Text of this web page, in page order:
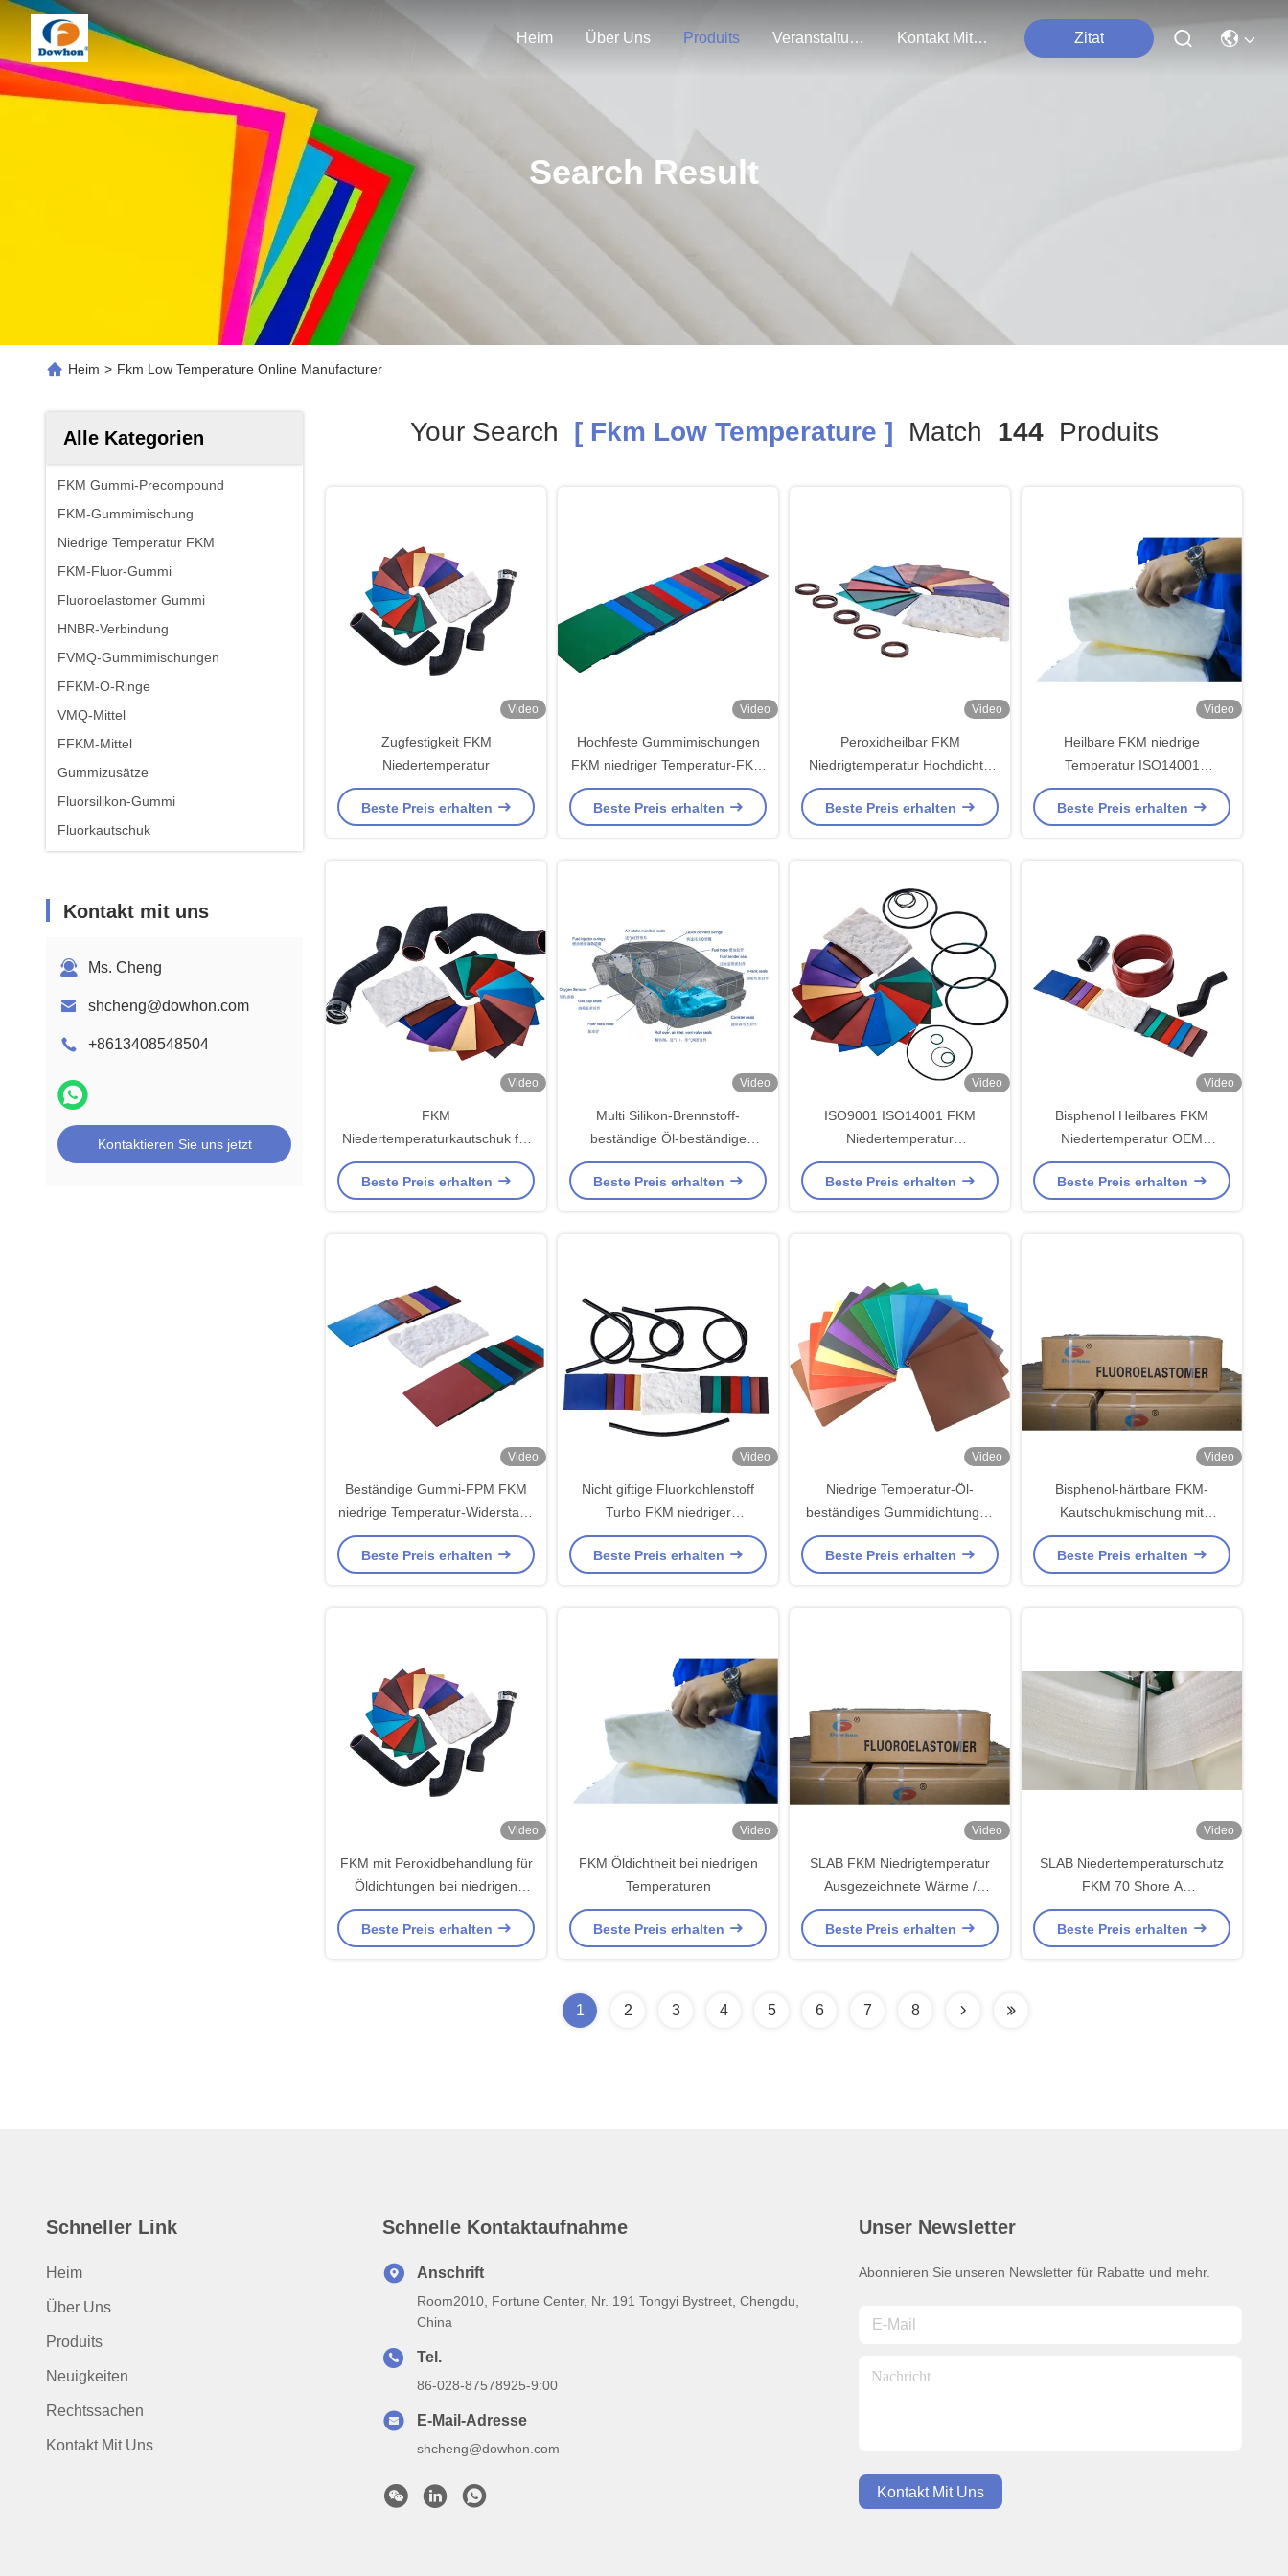
Heim Über Uns Produits Veranstaltungen Kontakt Mit Uns Zitat
Search Result
Heim > Fkm Low Temperature Online Manufacturer
Alle Kategorien
FKM Gummi-Precompound
FKM-Gummimischung
Niedrige Temperatur FKM
FKM-Fluor-Gummi
Fluoroelastomer Gummi
HNBR-Verbindung
FVMQ-Gummimischungen
FFKM-O-Ringe
VMQ-Mittel
FFKM-Mittel
Gummizusätze
Fluorsilikon-Gummi
Fluorkautschuk
Kontakt mit uns
Ms. Cheng
shcheng@dowhon.com
+8613408548504
Kontaktieren Sie uns jetzt
Your Search [ Fkm Low Temperature ] Match 144Produits
Video
Zugfestigkeit FKM
Niedertemperatur
Beste Preis erhalten
Video
Hochfeste Gummimischungen
FKM niedriger Temperatur-FKM
wasserdicht
Beste Preis erhalten
Video
Peroxidheilbar FKM
Niedrigtemperatur Hochdichte
Fluorelastomer Gummi
Geruchloses Fluorelastomer
Beste Preis erhalten
Video
Heilbare FKM niedrige
Temperatur ISO14001
geruchlose Gummimischung
Bisphenol
Beste Preis erhalten
Video
FKM
Niedertemperaturkautschuk für
Öldichtungen Gaskets O-Ringe
Beste Preis erhalten
Video
Multi Silikon-Brennstoff-
beständige Öl-beständige
Dichtung der Farbefkm
niedrigen Temperatur-FKM
Beste Preis erhalten
Video
ISO9001 ISO14001 FKM
Niedertemperatur
Hochtemperatur für Ölschläuche
O-Ringe
Beste Preis erhalten
Video
Bisphenol Heilbares FKM
Niedertemperatur OEM
Turbolader Ölbeständige
Gaskets Geruchloses
Beste Preis erhalten
Video
Beständige Gummi-FPM FKM
niedrige Temperatur-Widerstand
Fluororubber-Dichtung des
Wasser-
Beste Preis erhalten
Video
Nicht giftige Fluorkohlenstoff
Turbo FKM niedriger
Temperatur-FKM Ladegerät-O-
Ringe Dichtungen
Beste Preis erhalten
Video
Niedrige Temperatur-Öl-
beständiges Gummidichtungen
ODM des Fluoroelastomer-
Terpolymer-Mittel-FKM
Beste Preis erhalten
Video
Bisphenol-härtbare FKM-
Kautschukmischung mit
Tieftemperaturbeständigkeit und
geruchsarmen Eigenschaften
Beste Preis erhalten
Video
FKM mit Peroxidbehandlung für
Öldichtungen bei niedrigen
Temperaturen
Beste Preis erhalten
Video
FKM Öldichtheit bei niedrigen
Temperaturen
Beste Preis erhalten
Video
SLAB FKM Niedrigtemperatur
Ausgezeichnete Wärme /
chemische Beständigkeit Gute
Abriebfestigkeit
Beste Preis erhalten
Video
SLAB Niedertemperaturschutz
FKM 70 Shore A
Kompressionssatz 17%
Beste Preis erhalten
1 2 3 4 5 6 7 8
Schneller Link
Heim
Über Uns
Produits
Neuigkeiten
Rechtssachen
Kontakt Mit Uns
Schnelle Kontaktaufnahme
Anschrift
Room2010, Fortune Center, Nr. 191 Tongyi Bystreet, Chengdu,
China
Tel.
86-028-87578925-9:00
E-Mail-Adresse
shcheng@dowhon.com
Unser Newsletter
Abonnieren Sie unseren Newsletter für Rabatte und mehr.
Kontakt Mit Uns